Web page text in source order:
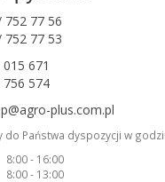
752 77 56
752 77 53
015 671
756 574
plus.com.pl
do Państwa dyspozycji w
8:00 - 16:00
8:00 - 13:00